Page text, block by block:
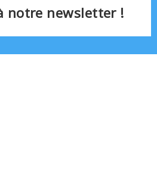
notre newsletter !